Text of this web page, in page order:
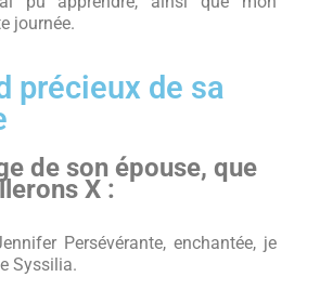
journée.
précieux de sa
de son épouse, que
X :
Persévérante, enchantée, je
Syssilia.